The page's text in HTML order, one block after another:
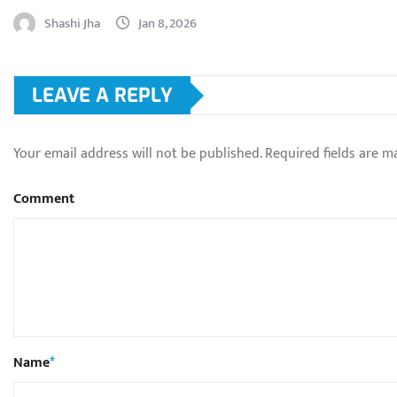
Shashi Jha Jan 8, 2026
LEAVE A REPLY
Your email address will not be published.Required fields are
Comment
Name*